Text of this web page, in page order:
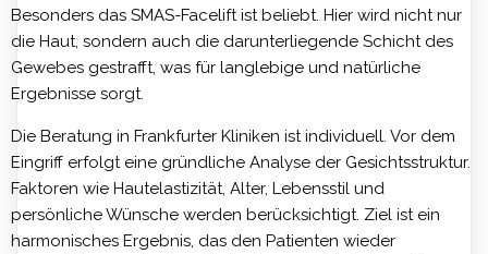
Besonders das SMAS-Facelift ist beliebt. Hier wird nicht nur
die Haut, sondern auch die darunterliegende Schicht des
Gewebes gestrafft, was für langlebige und natürliche
Ergebnisse sorgt.
Die Beratung in Frankfurter Kliniken ist individuell. Vor dem
Eingriff erfolgt eine gründliche Analyse der Gesichtsstruktur.
Faktoren wie Hautelastizität, Alter, Lebensstil und
persönliche Wünsche werden berücksichtigt. Ziel ist ein
harmonisches Ergebnis, das den Patienten wieder